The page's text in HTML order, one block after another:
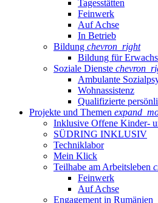
Tagesstätten
Feinwerk
Auf Achse
In Betrieb
Bildung chevron_right
Bildung für
Soziale Dienste
Ambulante
Wohnassistenz
Qualifizierte
Projekte und Themen
Inklusive Offene Kinder-
SÜDRING INKLUSIV
Techniklabor
Mein Klick
Teilhabe am Arbeitsleben
Feinwerk
Auf Achse
Engagement in Rumänien